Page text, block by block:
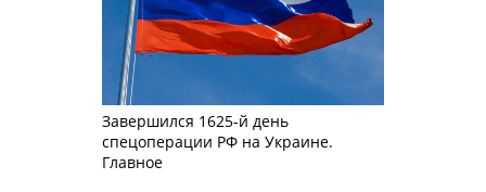
Завершился 1625-й день
спецоперации РФ на Украине.
Главное